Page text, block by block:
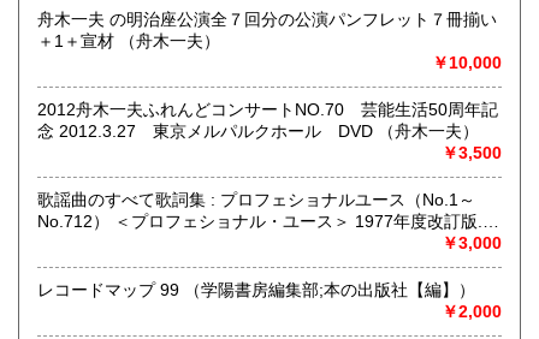
舟木一夫 の明治座公演全７回分の公演パンフレット７冊揃い
＋1＋宣材 （舟木一夫）
￥10,000
2012舟木一夫ふれんどコンサートNO.70 芸能生活50周年記
念 2012.3.27 東京メルパルクホール DVD （舟木一夫）
￥3,500
歌謡曲のすべて歌詞集 : プロフェショナルユース（No.1～
No.712） ＜プロフェショナル・ユース＞ 1977年度改訂版.
￥3,000
レコードマップ 99 （学陽書房編集部;本の出版社【編】）
￥2,000